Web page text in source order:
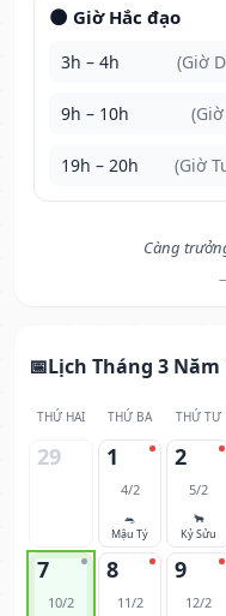
🌑 Giờ Hắc đạo
3h – 4h (Giờ
9h – 10h
19h – 20h (Giờ
Càng
Lịch Tháng 3 Năm
THỨ HAI THỨ BA THỨ TƯ
29 1
4/2
🐀
Mậu Tý
2
5/2
🐂
Kỷ Sửu
7
10/2
8
11/2
9
12/2